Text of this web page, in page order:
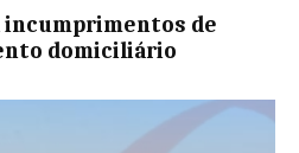
incumprimentos de
domiciliário